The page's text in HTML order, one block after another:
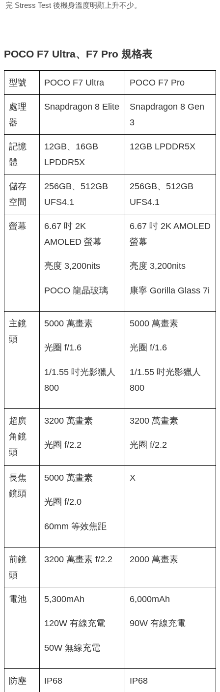
完 Stress Test 後機身溫度明顯上升不少。
POCO F7 Ultra、F7 Pro 規格表
型號 POCO F7 Ultra POCO F7 Pro
處理
器
Snapdragon 8 Elite
Snapdragon 8 Gen
3
記憶
體
12GB、16GB
LPDDR5X
12GB LPDDR5X
儲存
空間
256GB、512GB
UFS4.1
256GB、512GB
UFS4.1
螢幕
6.67 吋 2K
AMOLED 螢幕
亮度 3,200nits
POCO 龍晶玻璃
6.67 吋 2K AMOLED
螢幕
亮度 3,200nits
康寧 Gorilla Glass 7i
主鏡
頭
5000 萬畫素
光圈 f/1.6
1/1.55 吋光影獵人
800
5000 萬畫素
光圈 f/1.6
1/1.55 吋光影獵人
800
超廣
角鏡
頭
3200 萬畫素
光圈 f/2.2
3200 萬畫素
光圈 f/2.2
長焦
鏡頭
5000 萬畫素
光圈 f/2.0
60mm 等效焦距
X
前鏡
頭
3200 萬畫素 f/2.2 2000 萬畫素
電池 5,300mAh
120W 有線充電
50W 無線充電
6,000mAh
90W 有線充電
防塵
IP68 IP68